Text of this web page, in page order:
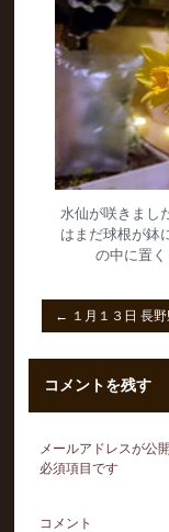
水仙が咲きまし
はまだ球根が鉢
の中に置
← １月１３日 長野
コメントを残す
メールアドレスが公
必須項目です
コメント